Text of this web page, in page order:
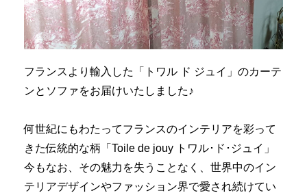
フランスより輸入した「トワル ド ジュイ」のカーテ
ンとソファをお届けいたしました♪
何世紀にもわたってフランスのインテリアを彩って
きた伝統的な柄「Toile de jouy トワル･ド･ジュイ」
今もなお、その魅力を失うことなく、世界中のイン
テリアデザインやファッション界で愛され続けてい